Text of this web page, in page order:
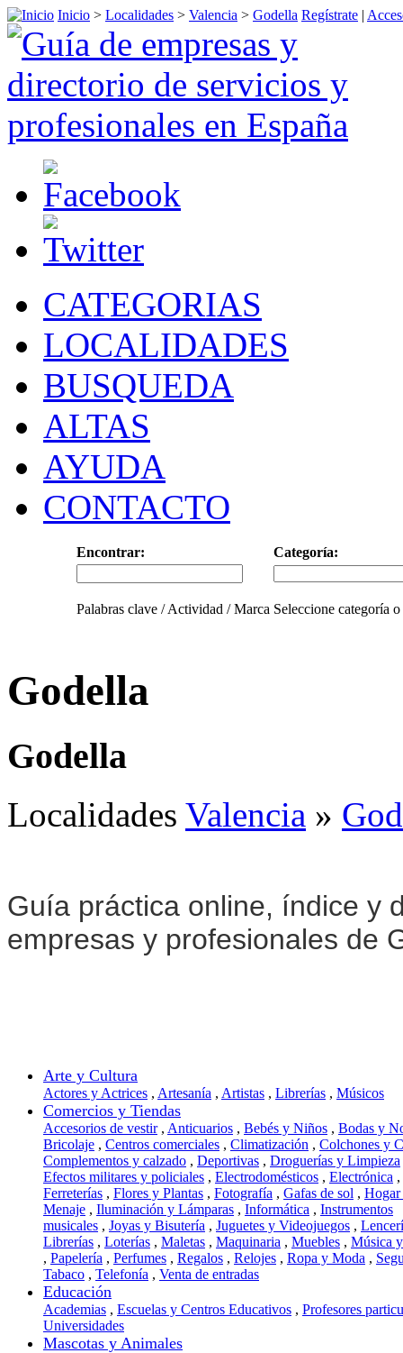
Inicio > Localidades > Valencia > Godella Regístrate |
CATEGORIAS
LOCALIDADES
BUSQUEDA
ALTAS
AYUDA
CONTACTO
Encontrar: Categoría:
Palabras clave / Actividad / Marca Seleccione categoría
Godella
Godella
Localidades Valencia »
Guía práctica online, índice y
empresas y profesionales de
Arte y Cultura
Actores y Actrices , Artesanía , Artistas , Librerías , Músicos
Comercios y Tiendas
Accesorios de vestir, Anticuarios , Bebés y Niños , Bodas y
Bricolaje , Centros comerciales , Climatización , Colchones y
Complementos y calzado , Deportivas , Droguerías y Limpieza
Efectos militares y policiales , Electrodomésticos , Electrónica ,
Ferreterías , Flores y Plantas , Fotografía , Gafas de sol ,
Menaje , Iluminación y Lámparas , Informática , Instrumentos
musicales , Joyas y Bisutería , Juguetes y Videojuegos ,
Librerías , Loterías , Maletas , Maquinaria , Muebles , Música
, Papelería , Perfumes , Regalos , Relojes , Ropa y Moda ,
Tabaco , Telefonía , Venta de entradas
Educación
Academias , Escuelas y Centros Educativos , Profesores
Universidades
Mascotas y Animales